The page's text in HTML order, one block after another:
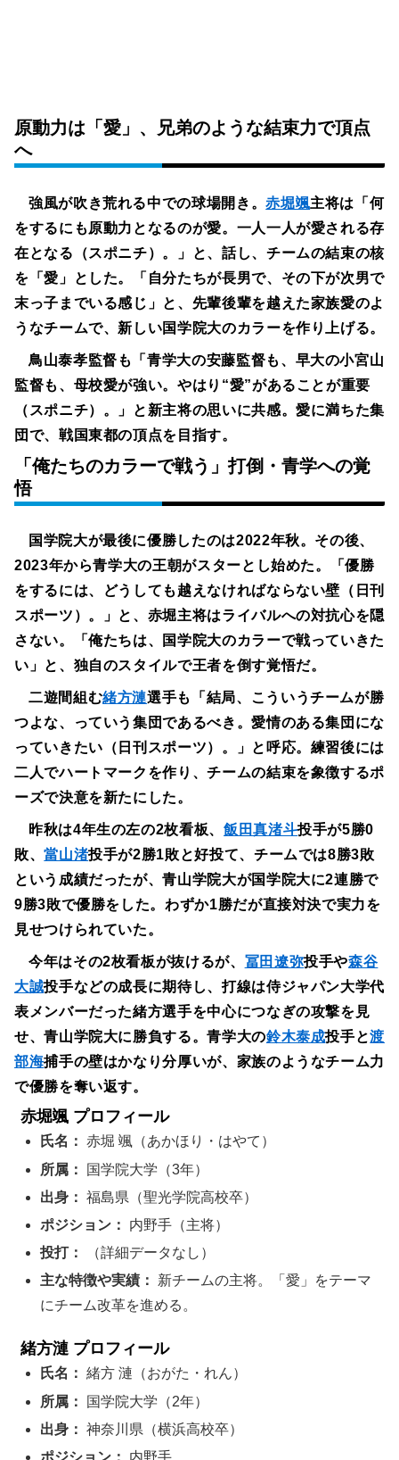
原動力は「愛」、兄弟のような結束力で頂点
へ
強風が吹き荒れる中での球場開き。赤堀颯主将は「何
をするにも原動力となるのが愛。一人一人が愛される存
在となる（スポニチ）。」と、話し、チームの結束の核
を「愛」とした。「自分たちが長男で、その下が次男で
末っ子までいる感じ」と、先輩後輩を越えた家族愛のよ
うなチームで、新しい国学院大のカラーを作り上げる。
鳥山泰孝監督も「青学大の安藤監督も、早大の小宮山
監督も、母校愛が強い。やはり“愛”があることが重要
（スポニチ）。」と新主将の思いに共感。愛に満ちた集
団で、戦国東都の頂点を目指す。
「俺たちのカラーで戦う」打倒・青学への覚
悟
国学院大が最後に優勝したのは2022年秋。その後、
2023年から青学大の王朝がスターとし始めた。「優勝
をするには、どうしても越えなければならない壁（日刊
スポーツ）。」と、赤堀主将はライバルへの対抗心を隠
さない。「俺たちは、国学院大のカラーで戦っていきた
い」と、独自のスタイルで王者を倒す覚悟だ。
二遊間組む緒方漣選手も「結局、こういうチームが勝
つよな、っていう集団であるべき。愛情のある集団にな
っていきたい（日刊スポーツ）。」と呼応。練習後には
二人でハートマークを作り、チームの結束を象徴するポ
ーズで決意を新たにした。
昨秋は4年生の左の2枚看板、 飯田真渚斗投手が5勝0
敗、當山渚投手が2勝1敗と好投て、チームでは8勝3敗
という成績だったが、青山学院大が国学院大に2連勝で
9勝3敗で優勝をした。わずか1勝だが直接対決で実力を
見せつけられていた。
今年はその2枚看板が抜けるが、 冨田遼弥投手や森谷
大誠投手などの成長に期待し、打線は侍ジャパン大学代
表メンバーだった緒方選手を中心につなぎの攻撃を見
せ、青山学院大に勝負する。青学大の鈴木泰成投手と渡
部海捕手の壁はかなり分厚いが、家族のようなチーム力
で優勝を奪い返す。
赤堀颯 プロフィール
氏名： 赤堀 颯（あかほり・はやて）
所属：
国学院大学（3年）
出身： 福島県（聖光学院高校卒）
ポジション：
内野手（主将）
投打：
（詳細データなし）
主な特徴や実績：
新チームの主将。「愛」をテーマ
にチーム改革を進める。
緒方漣 プロフィール
氏名： 緒方 漣（おがた・れん）
所属：
国学院大学（2年）
出身： 神奈川県（横浜高校卒）
ポジション：
内野手